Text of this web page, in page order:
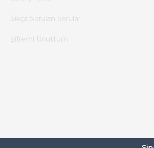
Sıkça Sorulan Sorular
Şifremi Unuttum